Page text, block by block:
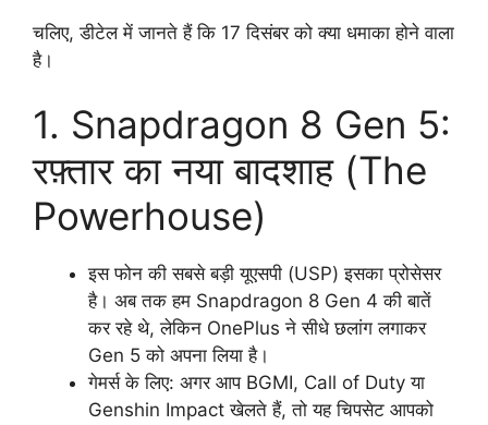
चलिए, डीटेल में जानते हैं कि 17 दिसंबर को क्या धमाका होने वाला
है।
1. Snapdragon 8 Gen 5:
रफ़्तार का नया बादशाह (The
Powerhouse)
इस फोन की सबसे बड़ी यूएसपी (USP) इसका प्रोसेसर
है। अब तक हम Snapdragon 8 Gen 4 की बातें
कर रहे थे, लेकिन OnePlus ने सीधे छलांग लगाकर
Gen 5 को अपना लिया है।
गेमर्स के लिए: अगर आप BGMI, Call of Duty या
Genshin Impact खेलते हैं, तो यह चिपसेट आपको